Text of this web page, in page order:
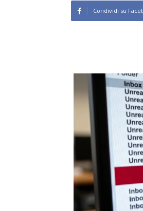
Condividi su